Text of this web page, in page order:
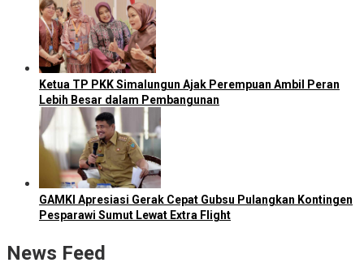
Ketua TP PKK Simalungun Ajak Perempuan Ambil Peran
Lebih Besar dalam Pembangunan
GAMKI Apresiasi Gerak Cepat Gubsu Pulangkan Kontingen
Pesparawi Sumut Lewat Extra Flight
News Feed